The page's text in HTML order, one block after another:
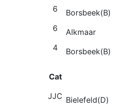
6
Borsbeek(B)
6
Alkmaar
4 Borsbeek(B)
Cat
JJC Bielefeld(D)